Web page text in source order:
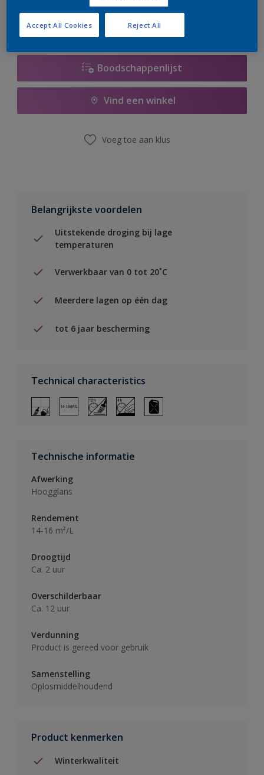
Boodschappenlijst
Vind een winkel
Voeg toe aan klus
Belangrijkste voordelen
Uitstekende droging bij lage
temperaturen
Verwerkbaar van 0 tot 20˚C
Meerdere lagen op één dag
tot 6 jaar bescherming
Technical characteristics
Technische informatie
Afwerking
Hoogglans
Rendement
14-16 m²/L
Droogtijd
Ca. 2 uur
Overschilderbaar
Ca. 12 uur
Verdunning
Product is gereed voor gebruik
Samenstelling
Oplosmiddelhoudend
Product kenmerken
Winterkwaliteit
Reject All
Accept All Cookies